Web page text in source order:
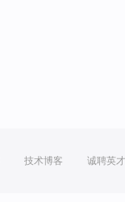
技术博客 诚聘英才